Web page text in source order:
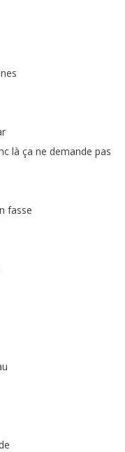
là ça ne demande pas
fasse